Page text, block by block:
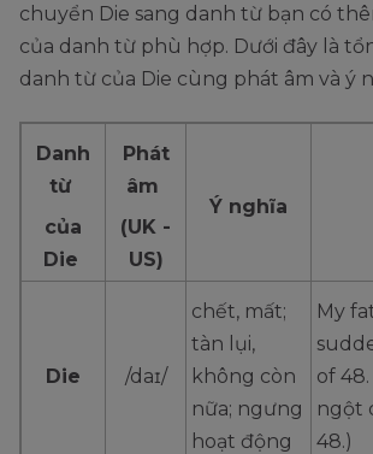
chuyển Die sang danh từ bạn có
của danh từ phù hợp. Dưới đây là
danh từ của Die cùng phát âm và ý
Danh
từ
của
Die
Phát
âm
(UK -
US)
Ý nghĩa
Die /daɪ/
chết, mất;
tàn lụi,
không còn
nữa; ngưng
hoạt động
My
of
ngột
48.)